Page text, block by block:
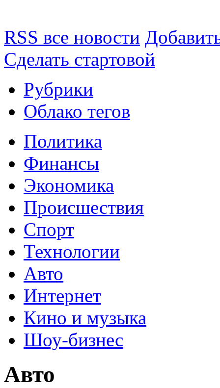
RSS все новости
Сделать стартовой
Рубрики
Облако тегов
Политика
Финансы
Экономика
Происшествия
Спорт
Технологии
Авто
Интернет
Кино и музыка
Шоу-бизнес
Авто